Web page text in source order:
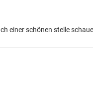
einer schönen stelle